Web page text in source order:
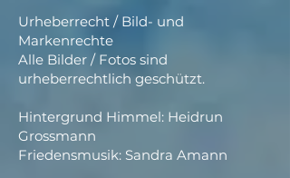
Urheberrecht / Bild- und
Markenrechte
Alle Bilder / Fotos sind
urheberrechtlich geschützt.
Hintergrund Himmel: Heidrun
Grossmann
Friedensmusik: Sandra Amann